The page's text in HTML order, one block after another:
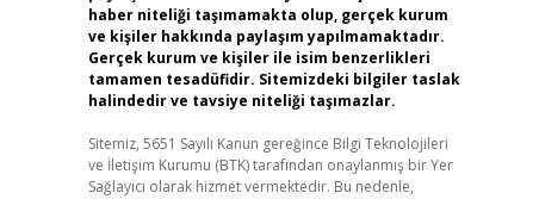
haber niteliği taşımamakta olup, gerçek kurum
ve kişiler hakkında paylaşım yapılmamaktadır.
Gerçek kurum ve kişiler ile isim benzerlikleri
tamamen tesadüfidir. Sitemizdeki bilgiler taslak
halindedir ve tavsiye niteliği taşımazlar.
Sitemiz, 5651 Sayılı Kanun gereğince Bilgi Teknolojileri
ve İletişim Kurumu (BTK) tarafından onaylanmış bir Yer
Sağlayıcı olarak hizmet vermektedir. Bu nedenle,